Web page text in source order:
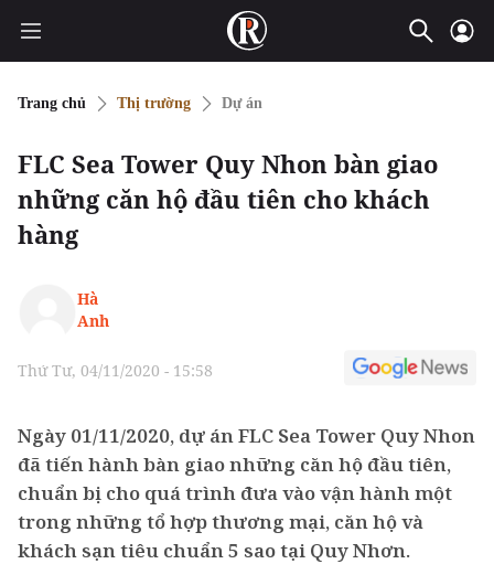
Trang chủ Thị trường Dự án
FLC Sea Tower Quy Nhon bàn giao
những căn hộ đầu tiên cho khách
hàng
Hà
Anh
Thứ Tư, 04/11/2020 - 15:58
Ngày 01/11/2020, dự án FLC Sea Tower Quy Nhon
đã tiến hành bàn giao những căn hộ đầu tiên,
chuẩn bị cho quá trình đưa vào vận hành một
trong những tổ hợp thương mại, căn hộ và
khách sạn tiêu chuẩn 5 sao tại Quy Nhơn.